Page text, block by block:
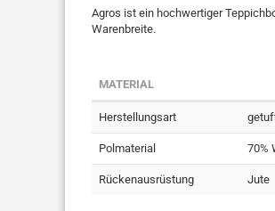
Agros ist ein hochwertiger
Warenbreite.
MATERIAL
Herstellungsart
Polmaterial 70%
Rückenausrüstung Jute